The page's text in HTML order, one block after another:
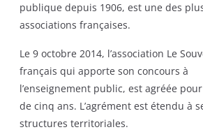
publique depuis 1906, est une des
associations françaises.
Le 9 octobre 2014, l’association Le
français qui apporte son concours à
l’enseignement public, est agréée
de cinq ans. L’agrément est étendu à
structures territoriales.